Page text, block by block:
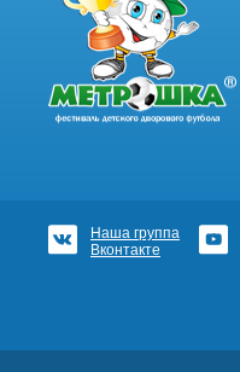
Наша группа
Вконтакте